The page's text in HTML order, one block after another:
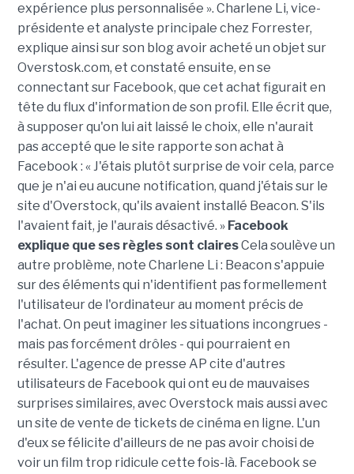
expérience plus personnalisée ». Charlene Li, vice-
présidente et analyste principale chez Forrester,
explique ainsi sur son blog avoir acheté un objet sur
Overstosk.com, et constaté ensuite, en se
connectant sur Facebook, que cet achat figurait en
tête du flux d'information de son profil. Elle écrit que,
à supposer qu'on lui ait laissé le choix, elle n'aurait
pas accepté que le site rapporte son achat à
Facebook : « J'étais plutôt surprise de voir cela, parce
que je n'ai eu aucune notification, quand j'étais sur le
site d'Overstock, qu'ils avaient installé Beacon. S'ils
l'avaient fait, je l'aurais désactivé. » Facebook
explique que ses règles sont clairesCela soulève un
autre problème, note Charlene Li : Beacon s'appuie
sur des éléments qui n'identifient pas formellement
l'utilisateur de l'ordinateur au moment précis de
l'achat. On peut imaginer les situations incongrues -
mais pas forcément drôles - qui pourraient en
résulter. L'agence de presse AP cite d'autres
utilisateurs de Facebook qui ont eu de mauvaises
surprises similaires, avec Overstock mais aussi avec
un site de vente de tickets de cinéma en ligne. L'un
d'eux se félicite d'ailleurs de ne pas avoir choisi de
voir un film trop ridicule cette fois-là. Facebook se